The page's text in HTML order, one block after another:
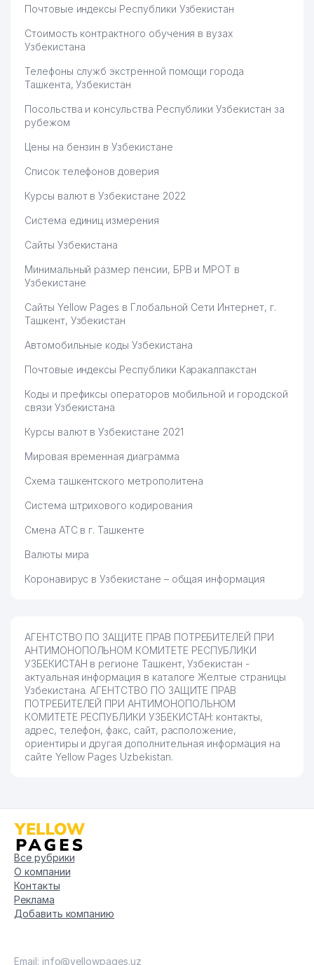
Почтовые индексы Республики Узбекистан
Стоимость контрактного обучения в вузах
Узбекистана
Телефоны служб экстренной помощи города
Ташкента, Узбекистан
Посольства и консульства Республики Узбекистан за
рубежом
Цены на бензин в Узбекистане
Список телефонов доверия
Курсы валют в Узбекистане 2022
Система единиц измерения
Сайты Узбекистана
Минимальный размер пенсии, БРВ и МРОТ в
Узбекистане
Сайты Yellow Pages в Глобальной Сети Интернет, г.
Ташкент, Узбекистан
Автомобильные коды Узбекистана
Почтовые индексы Республики Каракалпакстан
Коды и префиксы операторов мобильной и городской
связи Узбекистана
Курсы валют в Узбекистане 2021
Мировая временная диаграмма
Схема ташкентского метрополитена
Система штрихового кодирования
Смена АТС в г. Ташкенте
Валюты мира
Коронавирус в Узбекистане – общая информация
АГЕНТСТВО ПО ЗАЩИТЕ ПРАВ ПОТРЕБИТЕЛЕЙ ПРИ
АНТИМОНОПОЛЬНОМ КОМИТЕТЕ РЕСПУБЛИКИ
УЗБЕКИСТАН в регионе Ташкент, Узбекистан -
актуальная информация в каталоге Желтые страницы
Узбекистана. АГЕНТСТВО ПО ЗАЩИТЕ ПРАВ
ПОТРЕБИТЕЛЕЙ ПРИ АНТИМОНОПОЛЬНОМ
КОМИТЕТЕ РЕСПУБЛИКИ УЗБЕКИСТАН: контакты,
адрес, телефон, факс, сайт, расположение,
ориентиры и другая дополнительная информация на
сайте Yellow Pages Uzbekistan.
Все рубрики
О компании
Контакты
Реклама
Добавить компанию
Email: info@yellowpages.uz